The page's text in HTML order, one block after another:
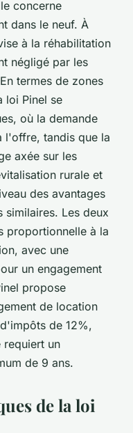
concerne
dans le neuf. À
à la réhabilitation
négligé par les
termes de zones
loi Pinel se
où la demande
l'offre, tandis que la
axée sur les
rurale et
des avantages
Les deux
proportionnelle à la
avec une
un engagement
propose
de location
de 12%,
requiert un
de 9 ans.
de la loi